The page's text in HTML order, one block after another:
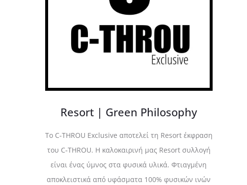
Resort | Green Philosophy
Το C‑THROU Exclusive αποτελεί τη Resort έκφραση
του C‑THROU. Η καλοκαιρινή μας Resort συλλογή
είναι ένας ύμνος στα φυσικά υλικά. Φτιαγμένη
αποκλειστικά από υφάσματα 100% φυσικών ινών